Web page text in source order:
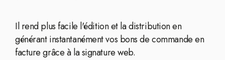
Il rend plus facile l'édition et la distribution en
générant instantanément vos bons de commande en
facture grâce à la signature web.